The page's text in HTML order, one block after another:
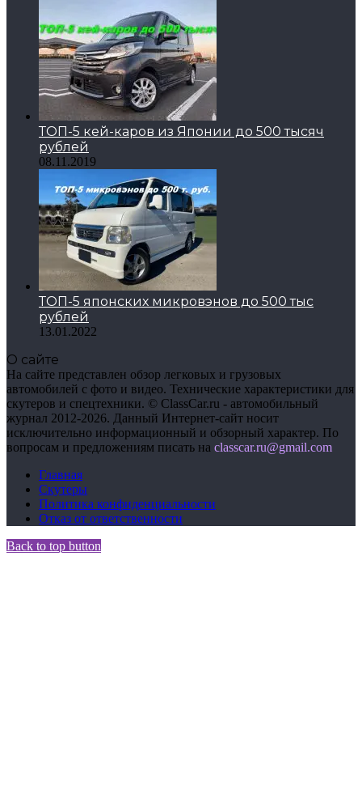
ТОП-5 кей-каров из Японии до 500 тысяч
рублей
08.11.2019
ТОП-5 японских микровэнов до 500 тыс
рублей
13.01.2022
О сайте
На сайте представлен обзор легковых и грузовых
автомобилей с фото и видео. Технические характеристики для
скутеров и спецтехники. © ClassCar.ru - автомобильный
журнал 2012-2026. Данный Интернет-сайт носит
исключительно информационный и обзорный характер. По
вопросам и предложениям писать на сlasscar.ru@gmail.com
Главная
Скутеры
Политика конфиденциальности
Отказ от ответственности
Back to top button